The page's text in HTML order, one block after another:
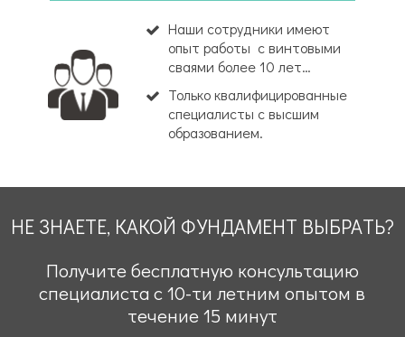
Наши сотрудники имеют
опыт работы с винтовыми
сваями более 10 лет…
Только квалифицированные
специалисты с высшим
образованием.
НЕ ЗНАЕТЕ, КАКОЙ ФУНДАМЕНТ ВЫБРАТЬ?
Получите бесплатную консультацию
специалиста с 10-ти летним опытом в
течение 15 минут